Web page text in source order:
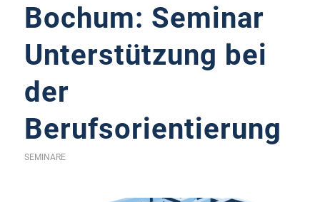
Bochum: Seminar
Unterstützung bei
der
Berufsorientierung
SEMINARE